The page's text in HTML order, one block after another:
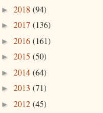
► 2018 (94)
► 2017 (136)
► 2016 (161)
► 2015 (50)
► 2014 (64)
► 2013 (71)
► 2012 (45)